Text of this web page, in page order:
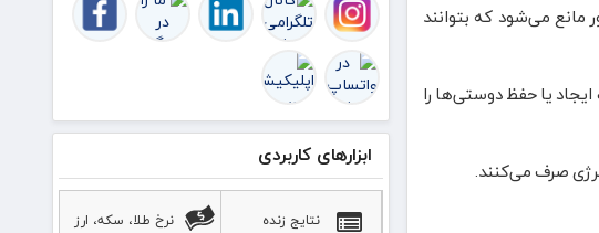
مانع می‌شود که بتوانند
یا حفظ دوستی‌ها را
ابزارهای کاربردی
نتایج زنده نرخ طلا، سکه، ارز